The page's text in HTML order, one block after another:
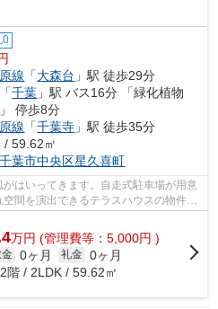
0
線 「大森台 」駅 徒歩29分
「千葉 」駅 バス16分 「緑化植物
停歩8分
線 「千葉寺 」駅 徒歩35分
/ 59.62㎡
千葉市中央区星久喜町
はいってきます。自走式駐車場が用意
間を演出できるテラスハウスの物件で
...
万円 (管理費等：5,000円 )
金 0ヶ月 礼金 0ヶ月
階 / 2LDK / 59.62㎡